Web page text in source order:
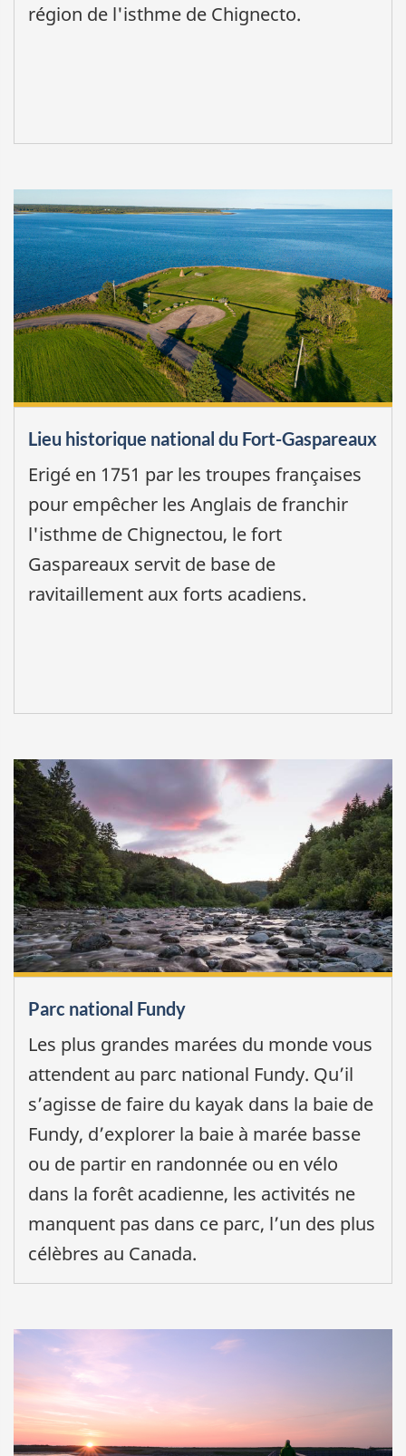
région de l'isthme de Chignecto.
Lieu historique national du Fort-Gaspareaux
Erigé en 1751 par les troupes françaises
pour empêcher les Anglais de franchir
l'isthme de Chignectou, le fort
Gaspareaux servit de base de
ravitaillement aux forts acadiens.
Parc national Fundy
Les plus grandes marées du monde vous
attendent au parc national Fundy. Qu’il
s’agisse de faire du kayak dans la baie de
Fundy, d’explorer la baie à marée basse
ou de partir en randonnée ou en vélo
dans la forêt acadienne, les activités ne
manquent pas dans ce parc, l’un des plus
célèbres au Canada.